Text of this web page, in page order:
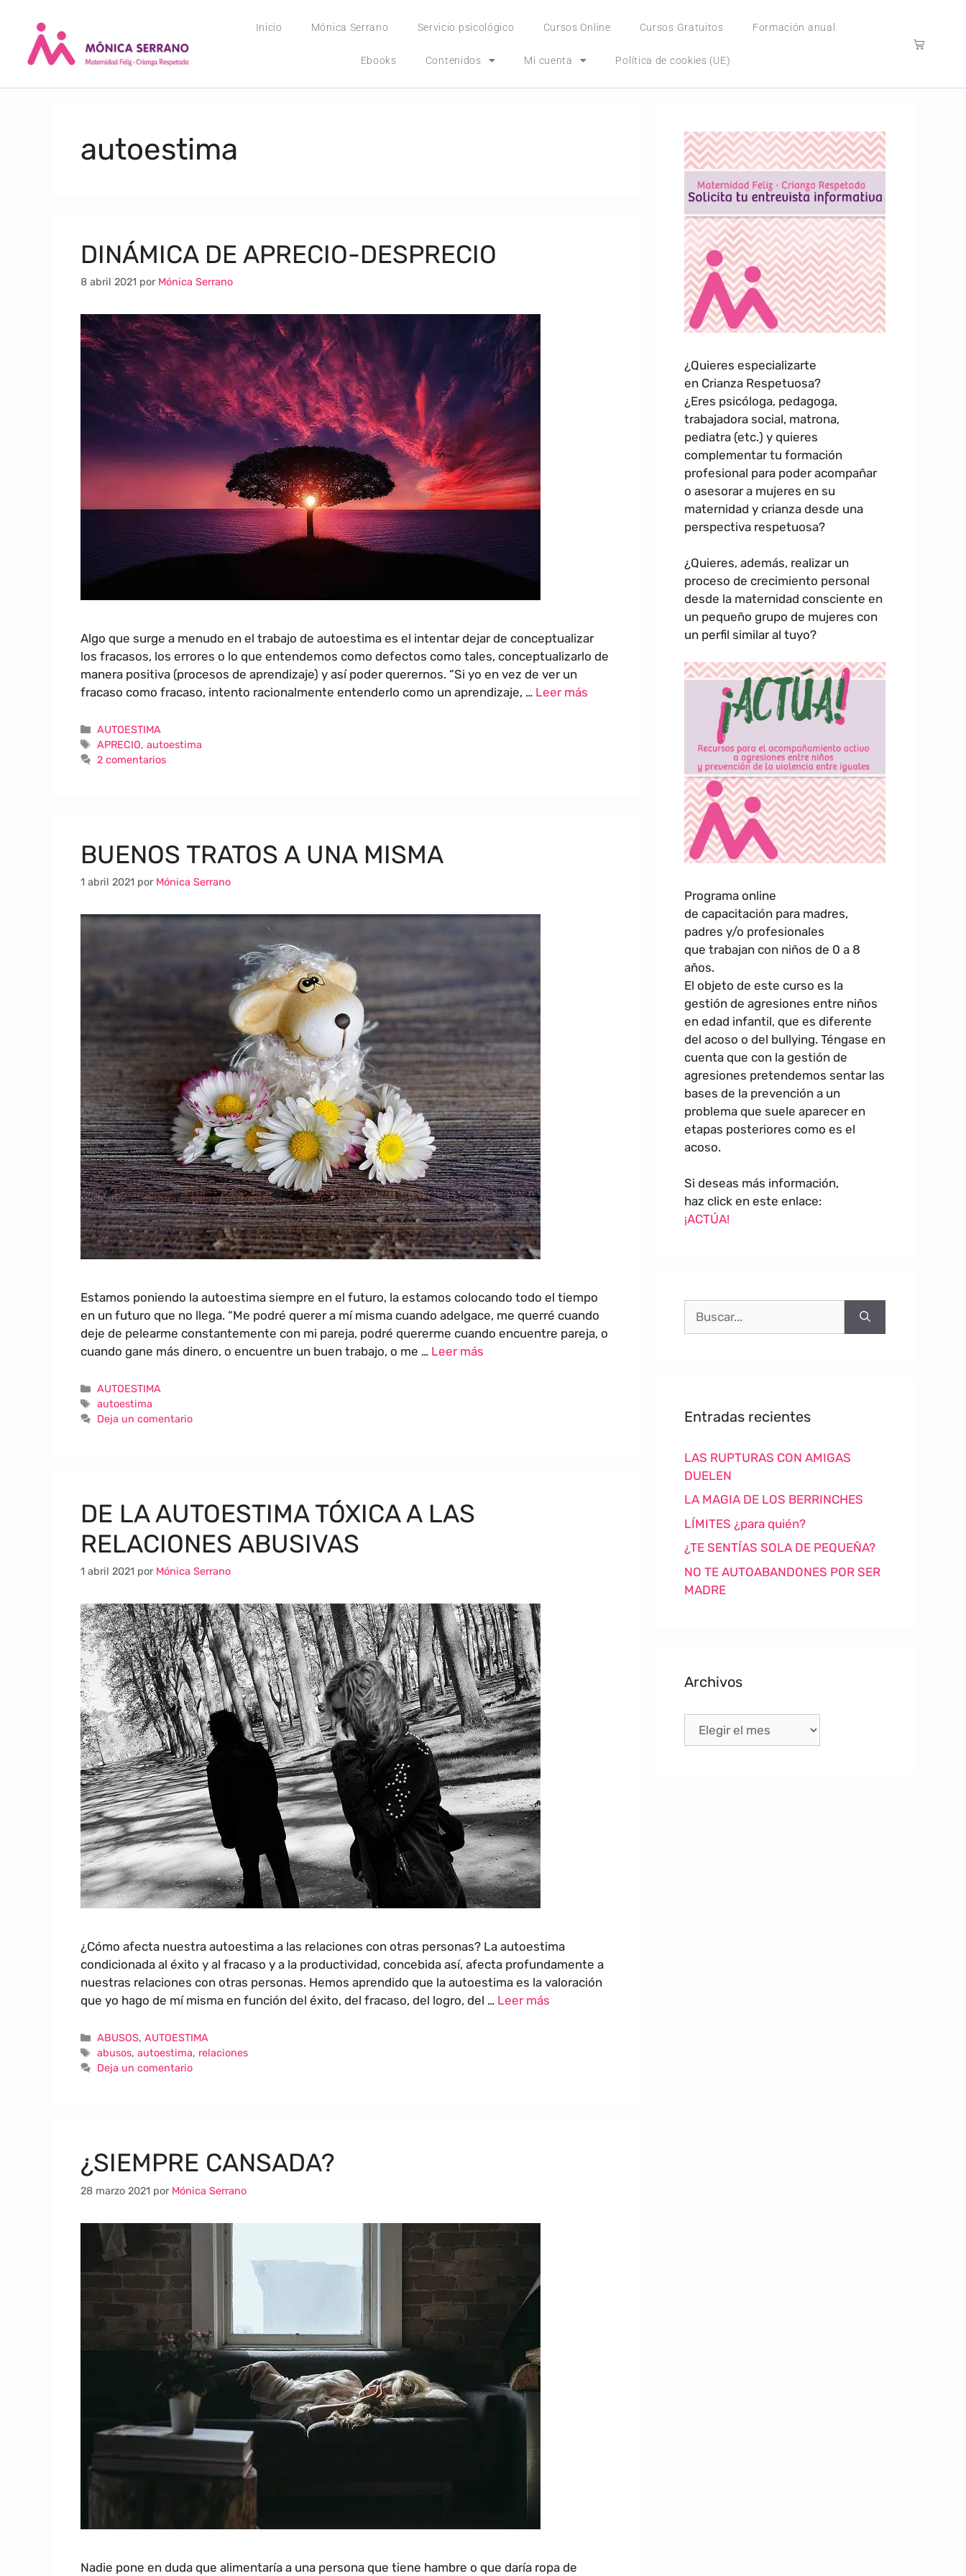
Inicio Mónica Serrano Servicio psicológico Cursos Online Cursos Gratuitos Formación anual
Ebooks Contenidos Mi cuenta Política de cookies (UE)
autoestima
DINÁMICA DE APRECIO-DESPRECIO
8 abril 2021 por Mónica Serrano
Algo que surge a menudo en el trabajo de autoestima es el intentar dejar de conceptualizar
los fracasos, los errores o lo que entendemos como defectos como tales, conceptualizarlo de
manera positiva (procesos de aprendizaje) y así poder querernos. “Si yo en vez de ver un
fracaso como fracaso, intento racionalmente entenderlo como un aprendizaje, … Leer más
AUTOESTIMA
APRECIO,autoestima
2 comentarios
BUENOS TRATOS A UNA MISMA
1 abril 2021 por Mónica Serrano
Estamos poniendo la autoestima siempre en el futuro, la estamos colocando todo el tiempo
en un futuro que no llega. “Me podré querer a mí misma cuando adelgace, me querré cuando
deje de pelearme constantemente con mi pareja, podré quererme cuando encuentre pareja, o
cuando gane más dinero, o encuentre un buen trabajo, o me … Leer más
AUTOESTIMA
autoestima
Deja un comentario
DE LA AUTOESTIMA TÓXICA A LAS
RELACIONES ABUSIVAS
1 abril 2021 por Mónica Serrano
¿Cómo afecta nuestra autoestima a las relaciones con otras personas? La autoestima
condicionada al éxito y al fracaso y a la productividad, concebida así, afecta profundamente a
nuestras relaciones con otras personas. Hemos aprendido que la autoestima es la valoración
que yo hago de mí misma en función del éxito, del fracaso, del logro, del … Leer más
ABUSOS,AUTOESTIMA
abusos,autoestima, relaciones
Deja un comentario
¿SIEMPRE CANSADA?
28 marzo 2021 por Mónica Serrano
Nadie pone en duda que alimentaría a una persona que tiene hambre o que daría ropa de
¿Quieres especializarte
en Crianza Respetuosa?
¿Eres psicóloga, pedagoga,
trabajadora social, matrona,
pediatra (etc.) y quieres
complementar tu formación
profesional para poder acompañar
o asesorar a mujeres en su
maternidad y crianza desde una
perspectiva respetuosa?
¿Quieres, además, realizar un
proceso de crecimiento personal
desde la maternidad consciente en
un pequeño grupo de mujeres con
un perfil similar al tuyo?
Programa online
de capacitación para madres,
padres y/o profesionales
que trabajan con niños de 0 a 8
años.
El objeto de este curso es la
gestión de agresiones entre niños
en edad infantil, que es diferente
del acoso o del bullying. Téngase en
cuenta que con la gestión de
agresiones pretendemos sentar las
bases de la prevención a un
problema que suele aparecer en
etapas posteriores como es el
acoso.
Si deseas más información,
haz click en este enlace:
¡ACTÚA!
Entradas recientes
LAS RUPTURAS CON AMIGAS
DUELEN
LA MAGIA DE LOS BERRINCHES
LÍMITES ¿para quién?
¿TE SENTÍAS SOLA DE PEQUEÑA?
NO TE AUTOABANDONES POR SER
MADRE
Archivos